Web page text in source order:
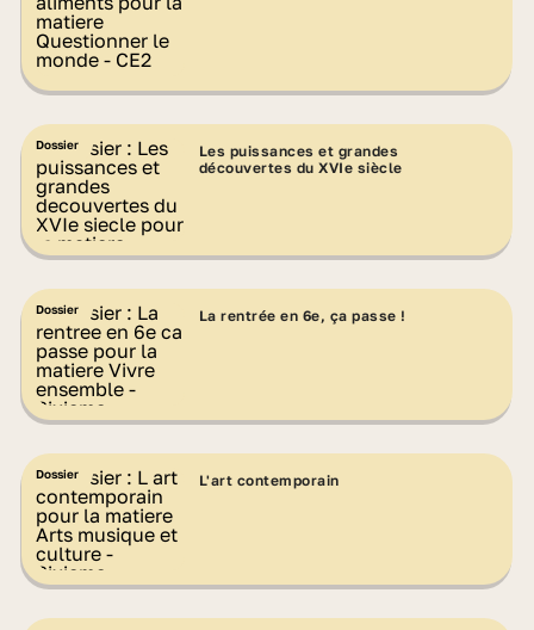
Dossier
Les puissances et grandes
découvertes du XVIe siècle
Dossier La rentrée en 6e, ça passe !
Dossier L'art contemporain